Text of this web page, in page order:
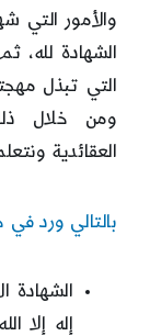
والأمور التي
الشهادة لله،
التي تبذل
ومن خلال
العقائدية
بالتالي ورد
الشهادة
إله إلا